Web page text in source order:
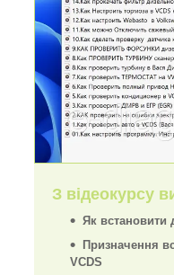
З відеокурсу
Як встановити
Призначення
VCDS